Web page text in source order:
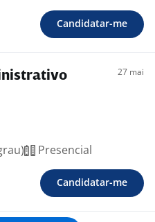
Candidatar-me
27 mai
Presencial
Candidatar-me